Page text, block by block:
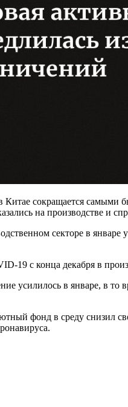
Китае сокращается самыми
на производстве и
секторе в январе
19 с конца декабря в
усилилось в январе, в то
фонд в среду снизил